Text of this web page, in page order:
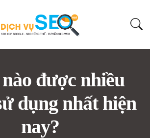
được nhiều
dụng nhất hiện
nay?